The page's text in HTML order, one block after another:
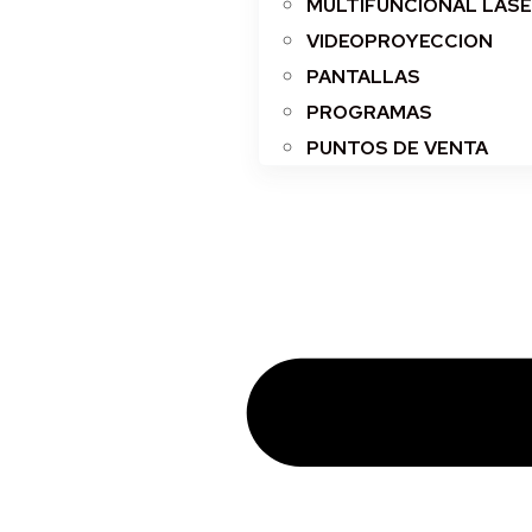
MULTIFUNCIONAL
VIDEOPROYECCION
PANTALLAS
PROGRAMAS
PUNTOS DE VENTA